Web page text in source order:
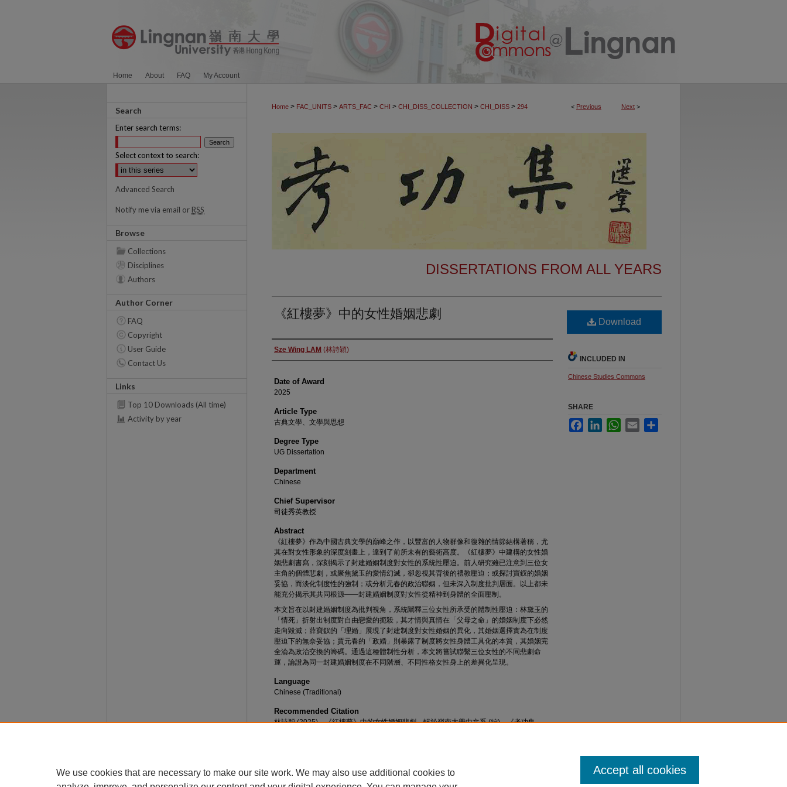
Home About FAQ My Account
< Previous Next >
Home > FAC_UNITS > ARTS_FAC > CHI > CHI_DISS_COLLECTION > CHI_DISS > 294
DISSERTATIONS FROM ALL YEARS
《紅樓夢》中的女性婚姻悲劇
Author
Sze Wing LAM (林詩穎)
Date of Award
2025
Article Type
古典文學、文學與思想
Degree Type
UG Dissertation
Department
Chinese
Chief Supervisor
司徒秀英教授
Abstract
《紅樓夢》作為中國古典文學的巔峰之作，以豐富的人物群像和復雜的情節結構著稱，尤
其在對女性形象的深度刻畫上，達到了前所未有的藝術高度。《紅樓夢》中建構的女性婚
姻悲劇書寫，深刻揭示了封建婚姻制度對女性的系統性壓迫。前人研究雖已注意到三位女
主角的個體悲劇，或聚焦黛玉的愛情幻滅，卻忽視其背後的禮教壓迫；或探討寶釵的婚姻
妥協，而淡化制度性的強制；或分析元春的政治聯姻，但未深入制度批判層面。以上都未
能充分揭示其共同根源——封建婚姻制度對女性從精神到身體的全面壓制。
本文旨在以封建婚姻制度為批判視角，系統闡釋三位女性所承受的體制性壓迫：林黛玉的
「情死」折射出制度對自由戀愛的扼殺，其才情與真情在「父母之命」的婚姻制度下必然
走向毀滅；薛寶釵的「理婚」展現了封建制度對女性婚姻的異化，其婚姻選擇實為在制度
壓迫下的無奈妥協；賈元春的「政婚」則暴露了制度將女性身體工具化的本質，其婚姻完
全淪為政治交換的籌碼。通過這種體制性分析，本文將嘗試聯繫三位女性的不同悲劇命
運，論證為同一封建婚姻制度在不同階層、不同性格女性身上的差異化呈現。
Language
Chinese (Traditional)
Recommended Citation
林詩穎 (2025)。《紅樓夢》中的女性婚姻悲劇。輯於嶺南大學中文系 (編)，《考功集
Download
INCLUDED IN
Chinese Studies Commons
SHARE
FacebookLinkedInWhatsApp
Email
Search
Enter search terms:
Select context to search:
Advanced Search
Notify me via email or RSS
Browse
Collections
Disciplines
Authors
Author Corner
FAQ
Copyright
User Guide
Contact Us
Links
Top 10 Downloads (All time)
Activity by year
We use cookies that are necessary to make our site work. We may also use additional cookies to
Accept all cookies